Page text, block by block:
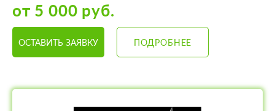
от 5 000 руб.
ОСТАВИТЬ ЗАЯВКУ ПОДРОБНЕЕ